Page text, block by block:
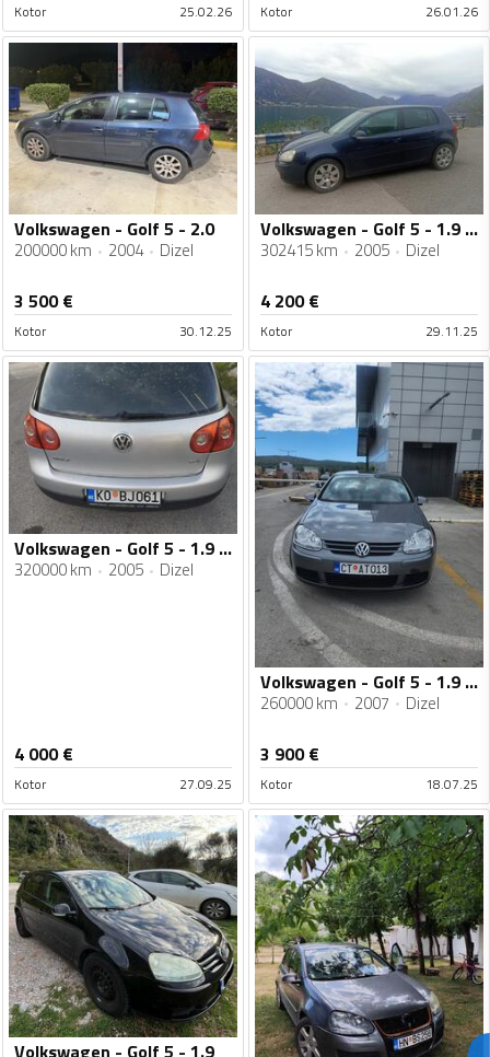
Kotor 25.02.26 Kotor 26.01.26
Volkswagen - Golf 5 - 2.0
200000 km 2004 Dizel
3 500€
Kotor 30.12.25
Volkswagen - Golf 5 - 1.9 TDI
302415 km 2005 Dizel
4 200€
Kotor 29.11.25
Volkswagen - Golf 5 - 1.9 dizel
320000 km 2005 Dizel
4 000€
Kotor 27.09.25
Volkswagen - Golf 5 - 1.9 tdi
260000 km 2007 Dizel
3 900€
Kotor 18.07.25
Volkswagen - Golf 5 - 1.9